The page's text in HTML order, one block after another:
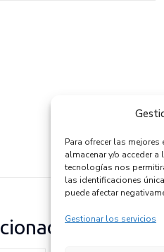
Para ofrecer las
almacenar y/o acceder
tecnologías nos
las identificaciones
puede afectar
Gestionar los servicios